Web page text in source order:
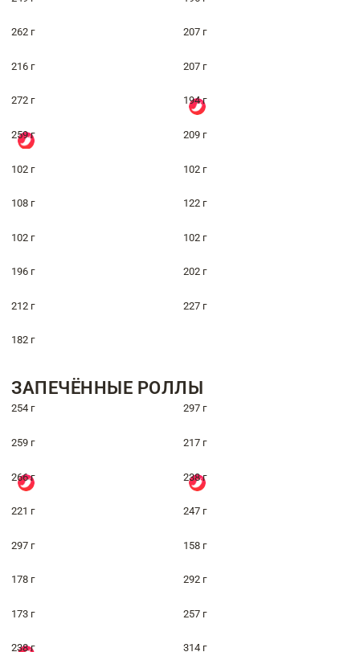
262 г 207 г
216 г 207 г
272 г 194 г
259 г 209 г
102 г 102 г
108 г 122 г
102 г 102 г
196 г 202 г
212 г 227 г
182 г
ЗАПЕЧЁННЫЕ РОЛЛЫ
254 г 297 г
259 г 217 г
266 г 238 г
221 г 247 г
297 г 158 г
178 г 292 г
173 г 257 г
238 г 314 г